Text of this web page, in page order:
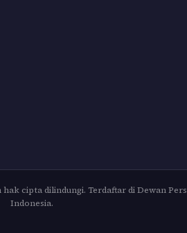
hak cipta dilindungi. Terdaftar di Dewan Pers
Indonesia.